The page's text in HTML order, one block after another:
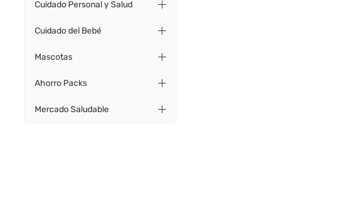
Cuidado Personal y Salud
Cuidado del Bebé
Mascotas
Ahorro Packs
Mercado Saludable